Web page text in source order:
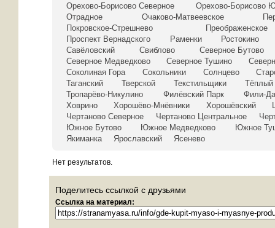
Орехово-Борисово Северное
Орехово-Борисово
Отрадное
Очаково-Матвеевское
Покровское-Стрешнево
Преображенское
Проспект Вернадского
Раменки
Ростокино
Савёловский
Свиблово
Северное Бутово
Северное Медведково
Северное Тушино
Соколиная Гора
Сокольники Солнцево
Таганский
Тверской Текстильщики
Тёплый
Тропарёво-Никулино
Филёвский Парк
Фили-
Ховрино
Хорошёво-Мнёвники Хорошёвский
Чертаново Северное
Чертаново Центральное
Южное Бутово
Южное Медведково
Южное
Якиманка
Ярославский Ясенево
Нет результатов.
Поделитесь ссылкой с друзьями
Ссылка на материал: